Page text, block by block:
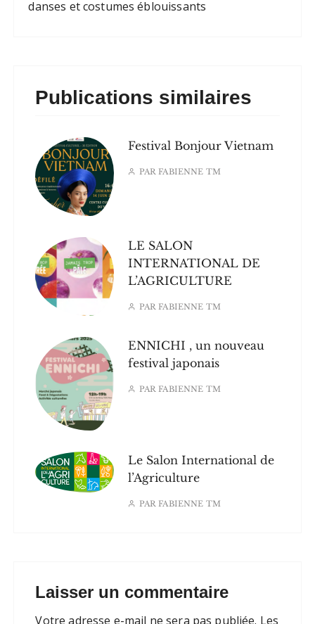
danses et costumes éblouissants
Publications similaires
Festival Bonjour Vietnam
PARFABIENNE TM
LE SALON
INTERNATIONAL DE
L’AGRICULTURE
PARFABIENNE TM
ENNICHI , un nouveau
festival japonais
PARFABIENNE TM
Le Salon International de
l’Agriculture
PARFABIENNE TM
Laisser un commentaire
Votre adresse e-mail ne sera pas publiée. Les